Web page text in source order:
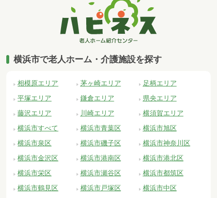
横浜市で老人ホーム・介護施設を探す
相模原エリア 茅ヶ崎エリア
足柄エリア
平塚エリア
鎌倉エリア
県央エリア
藤沢エリア
川崎エリア
横須賀エリア
横浜市すべて
横浜市青葉区
横浜市旭区
横浜市泉区
横浜市磯子区
横浜市神奈川区
横浜市金沢区
横浜市港南区
横浜市港北区
横浜市栄区
横浜市瀬谷区
横浜市都筑区
横浜市鶴見区
横浜市戸塚区 横浜市中区